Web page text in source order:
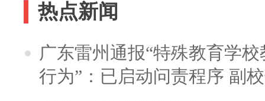
热点新闻
广东雷州通报“特殊教育学
行为”：已启动问责程序 副